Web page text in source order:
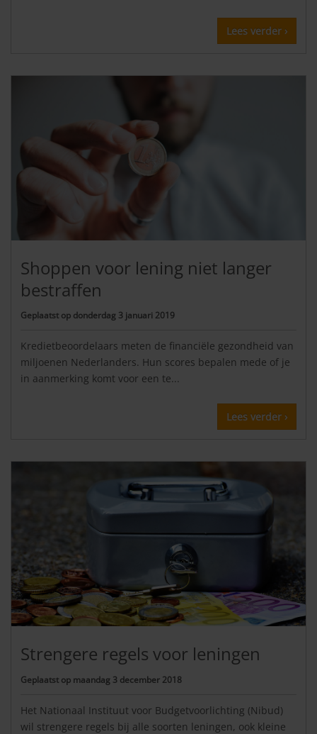
Lees verder ›
Shoppen voor lening niet langer
bestraffen
Geplaatst op donderdag 3 januari 2019
Kredietbeoordelaars meten de financiële gezondheid van
miljoenen Nederlanders. Hun scores bepalen mede of je
in aanmerking komt voor een te...
Lees verder ›
Strengere regels voor leningen
Geplaatst op maandag 3 december 2018
Het Nationaal Instituut voor Budgetvoorlichting (Nibud)
wil strengere regels bij alle soorten leningen, ook kleine